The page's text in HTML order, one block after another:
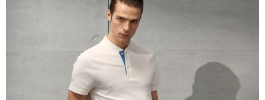
Sila hubungi NP Taiwan Inc. di cs_tw@netprotections.co.jp
mempunyai sebarang kebimbangan mengenai pemprosesan dan
penggunaan pada data peribadi. Jika anda tidak bersetuju dengan data
peribadi yang disenaraikan seperti di atas akan dikumpul dan digunakan
oleh AFTEE, sila jangan gunakan perkhidmatan ini.